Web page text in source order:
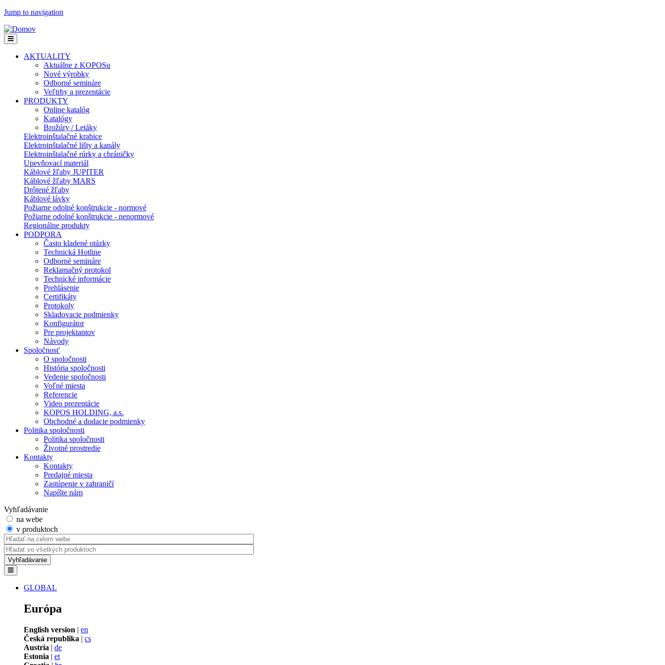
Jump to navigation
AKTUALITY
Aktuálne z KOPOSu
Nové výrobky
Odborné semináre
Veľtrhy a prezentácie
PRODUKTY
Online katalóg
Katalógy
Brožúry / Letáky
Elektroinštalačné krabice
Elektroinštalačné lišty a kanály
Elektroinštalačné rúrky a chráničky
Upevňovací materiál
Káblové žľaby JUPITER
Káblové žľaby MARS
Drôtené žľaby
Káblové lávky
Požiarne odolné konštrukcie - normové
Požiarne odolné konštrukcie - nenormové
Regionálne produkty
PODPORA
Často kladené otázky
Technická Hotline
Odborné semináre
Reklamačný protokol
Technické informácie
Prehlásenie
Certifikáty
Protokoly
Skladovacie podmienky
Konfigurátor
Pre projektantov
Návody
Spoločnosť
O spoločnosti
História spoločnosti
Vedenie spoločnosti
Voľné miesta
Referencie
Video prezentácie
KOPOS HOLDING, a.s.
Obchodné a dodacie podmienky
Politika spoločnosti
Politika spoločnosti
Životné prostredie
Kontakty
Kontakty
Predajné miesta
Zastúpenie v zahraničí
Napíšte nám
Vyhľadávanie
na webe
v produktoch
GLOBAL
Európa
English version | en
Česká republika | cs
Austria | de
Estonia | et